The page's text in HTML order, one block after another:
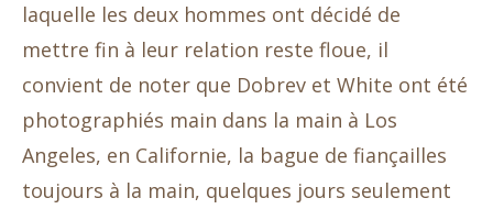
laquelle les deux hommes ont décidé de
mettre fin à leur relation reste floue, il
convient de noter que Dobrev et White ont été
photographiés main dans la main à Los
Angeles, en Californie, la bague de fiançailles
toujours à la main, quelques jours seulement